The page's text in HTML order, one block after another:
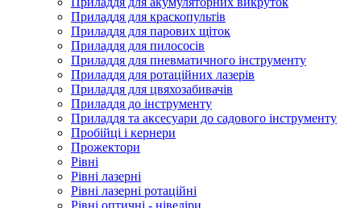
Приладдя для краскопультів
Приладдя для парових щіток
Приладдя для пилососів
Приладдя для пневматичного інструменту
Приладдя для ротаційних лазерів
Приладдя для цвяхозабивачів
Приладдя до інструменту
Приладдя та аксесуари до садового інструменту
Пробійці і кернери
Прожектори
Рівні
Рівні лазерні
Рівні лазерні ротаційні
Рівні оптичні - нівеліри